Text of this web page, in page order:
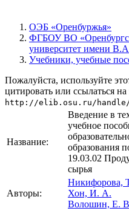
ОЭБ «Оренбуржья»
ФГБОУ ВО
университет имени
Учебники, учебные
Пожалуйста, используйте
цитировать или ссылаться на
http://elib.osu.ru/handle/
Название:
Введение в
учебное
образования
19.03.02
сырья
Авторы:
Никифорова,
Хон, И. А.
Волошин, Е.